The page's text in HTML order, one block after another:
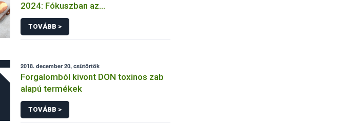
2024: Fókuszban az
élelmiszerpazarlás
TOVÁBB >
2018. december 20, csütörtök
Forgalomból kivont DON toxinos zab
alapú termékek
TOVÁBB >